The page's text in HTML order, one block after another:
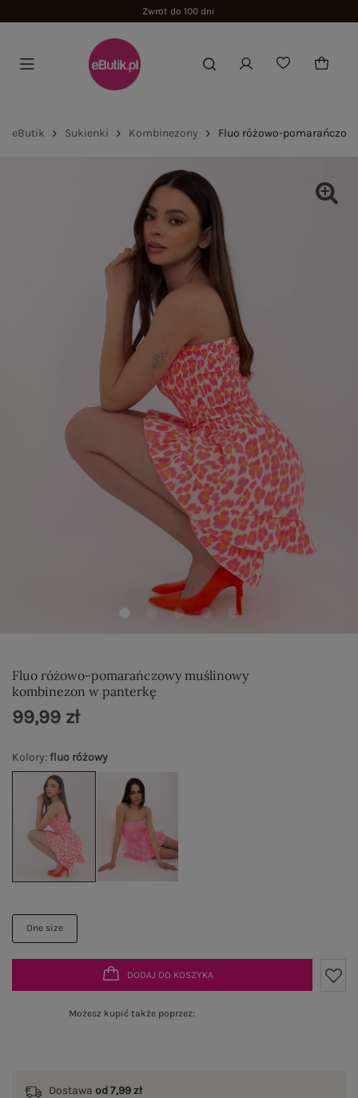
Zwrot do 100 dni
eButik Sukienki Kombinezony Fluo różowo-
Fluo różowo-pomarańczowy muślinowy
kombinezon w panterkę
Kolory:fluo różowy
One size
99,99 zł
DODAJ DO KOSZYKA
Możesz kupić także poprzez:
Dostawa od 7,99 zł